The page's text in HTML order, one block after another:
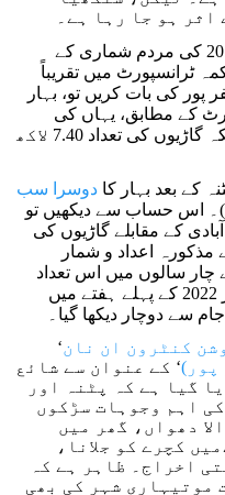
اثر ہو جا رہا ہے۔
پٹنہ کی شہری آبادی 16.84 لاکھ (2011 کی مردم شماری کے
جولائی 2018 تک محکمہ ٹرانسپورٹ میں تقریباً
پور کی بات کریں تو، بہار
کے مطابق، یہاں کی
شہری آبادی تقریباً 3.93 لاکھ ہے جبکہ گاڑیوں کی تعداد 7.40 لاکھ
کے بعد بہار کادوسرا سب
اس حساب سے دیکھیں تو
کے مقابلے گاڑیوں کی
مذکورہ اعداد و شمار
پچھلے چار سالوں میں اس تعداد
میں اور بھی اضافہ ہوا ہوگا۔ نومبر 2022 کے پہلے ہفتے میں
سے دوچار دیکھا گیا۔
‘کنٹرون ان نان
پور)‘ کے عنوان سے شائع
گیا ہے کہ پٹنہ اور
اہم وجوہات سڑکوں
دھواں، گھر میں
کچرے کو جلانا،
اخراج۔ ظاہر ہے کہ
موتیہاری شہر کی بھی